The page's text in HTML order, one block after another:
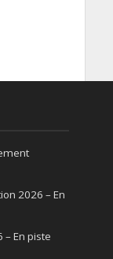
2026 – En
– En piste